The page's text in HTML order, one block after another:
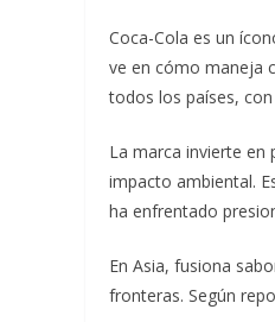
Coca-Cola es un
ve en cómo maneja
todos los países,
La marca invierte en
impacto ambiental.
ha enfrentado
En Asia, fusiona
fronteras. Según